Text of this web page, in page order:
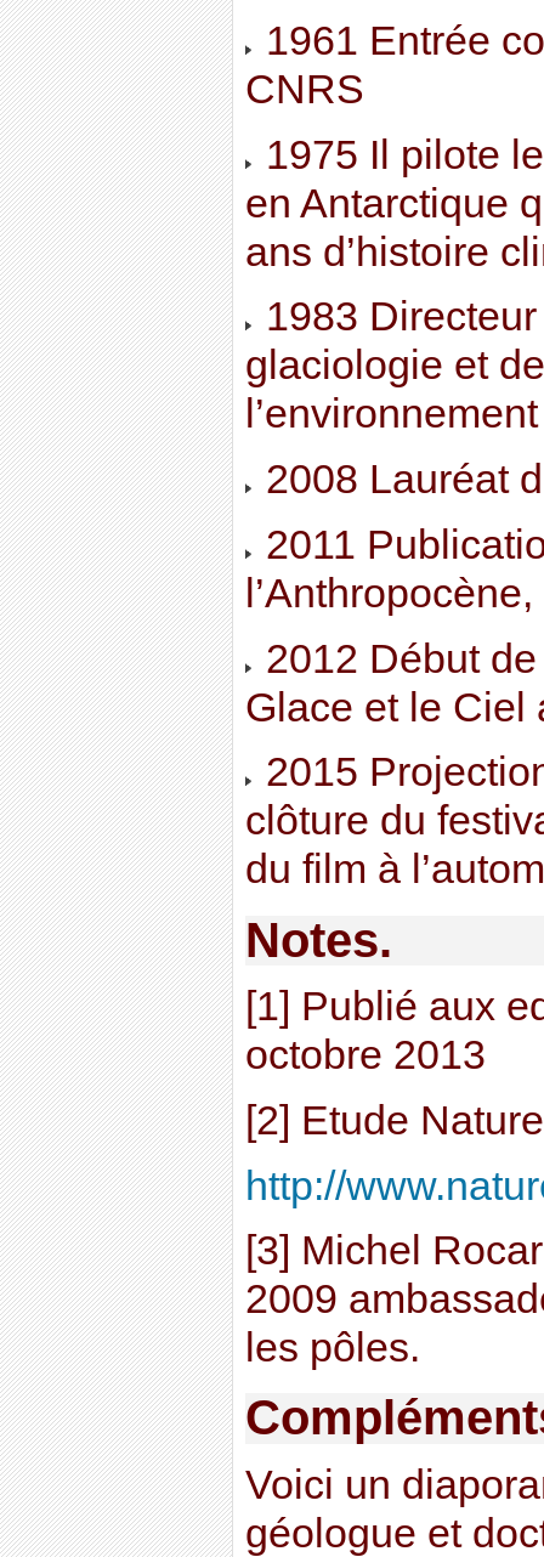
1961 Entrée
CNRS
1975 Il pilote
en Antarctique
ans d’histoire
1983
glaciologie et
2008 Lauréat
2011
2012 Début
Glace et le Ciel
2015
clôture du
du film à
Notes.
[1] Publié aux
octobre 2013
[2] Etude Nature
http://
[3] Michel
2009
les pôles.
Voici un
géologue et